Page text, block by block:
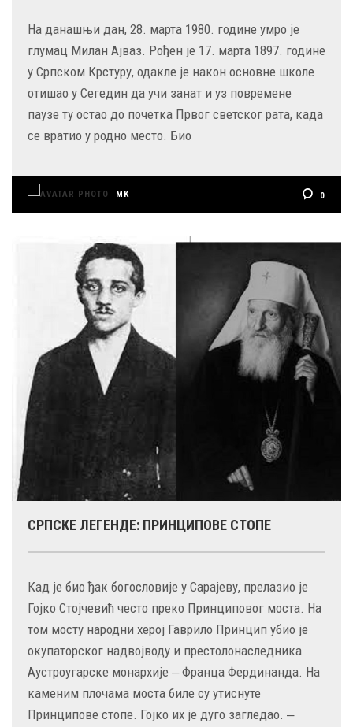
На данашњи дан, 28. марта 1980. године умро је
глумац Милан Ајваз. Рођен је 17. марта 1897. године
у Српском Крстуру, одакле је након основне школе
отишао у Сегедин да учи занат и уз повремене
паузе ту остао до почетка Првог светског рата, када
се вратио у родно место. Био
MK 0
СРПСКЕ ЛЕГЕНДЕ: ПРИНЦИПОВЕ СТОПЕ
Кад је био ђак богословије у Сарајеву, прелазио је
Гојко Стојчевић често преко Принциповог моста. На
том мосту народни херој Гаврило Принцип убио је
окупаторског надвојводу и престолонаследника
Аустроугарске монархије ‒ Франца Фердинанда. На
каменим плочама моста биле су утиснуте
Принципове стопе. Гојко их је дуго загледао. ‒